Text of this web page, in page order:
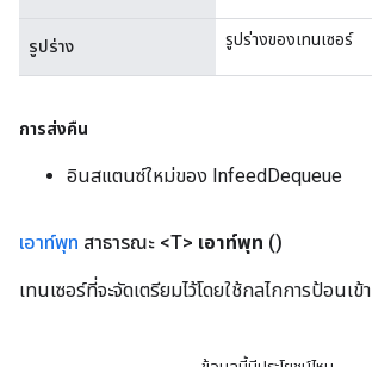
รูปร่าง รูปร่างของเทนเซอร์
การส่งคืน
อินสแตนซ์ใหม่ของ InfeedDequeue
เอาท์พุท สาธารณะ <T> เอาท์พุท ()
เทนเซอร์ที่จะจัดเตรียมไว้โดยใช้กลไกการป้อนเข้า